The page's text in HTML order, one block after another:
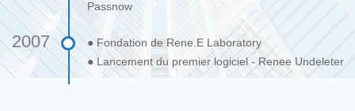
2007
Passnow
● Fondation de Rene.E Laboratory
● Lancement du premier logiciel - Renee Undeleter